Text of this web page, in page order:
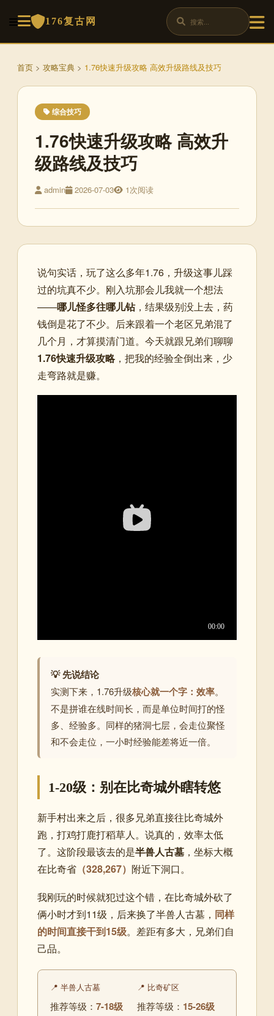
176复古网
首页 > 攻略宝典 > 1.76快速升级攻略 高效升级路线及技巧
综合技巧
1.76快速升级攻略 高效升
级路线及技巧
admin 2026-07-03 1次阅读
说句实话，玩了这么多年1.76，升级这事儿踩
过的坑真不少。刚入坑那会儿我就一个想法
——哪儿怪多往哪儿钻，结果级别没上去，药
钱倒是花了不少。后来跟着一个老区兄弟混了
几个月，才算摸清门道。今天就跟兄弟们聊聊
1.76快速升级攻略，把我的经验全倒出来，少
走弯路就是赚。
💡 先说结论
实测下来，1.76升级核心就一个字：效率。
不是拼谁在线时间长，而是单位时间打的怪
多、经验多。同样的猪洞七层，会走位聚怪
和不会走位，一小时经验能差将近一倍。
1-20级：别在比奇城外瞎转悠
新手村出来之后，很多兄弟直接往比奇城外
跑，打鸡打鹿打稻草人。说真的，效率太低
了。这阶段最该去的是半兽人古墓 ，坐标大概
在比奇省 （328,267） 附近下洞口。
我刚玩的时候就犯过这个错，在比奇城外砍了
俩小时才到11级，后来换了半兽人古墓， 同样
的时间直接干到15级。差距有多大，兄弟们自
己品。
📍 半兽人古墓
推荐等级： 7-18级
📍 比奇矿区
推荐等级： 15-26级